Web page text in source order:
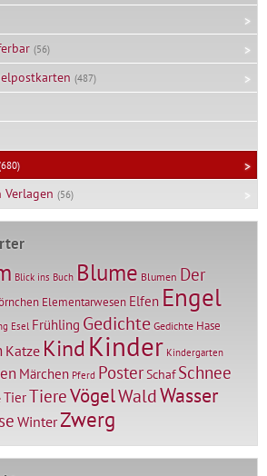
(56)
(487)
Verlagen (56)
Blick ins Buch Blume Blumen Der
Elementarwesen Elfen Engel
Esel Frühling Gedichte Gedichte Hase
Katze KindKinder Kindergarten
Märchen Pferd Poster Schaf Schnee
TierTiereVögelWaldWasser
WinterZwerg